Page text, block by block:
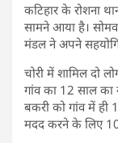
कटिहार के रोशना
सामने आया है।
मंडल ने अपने
चोरी में शामिल दो
गांव का 12 साल का
बकरी को गांव में ही
मदद करने के लिए